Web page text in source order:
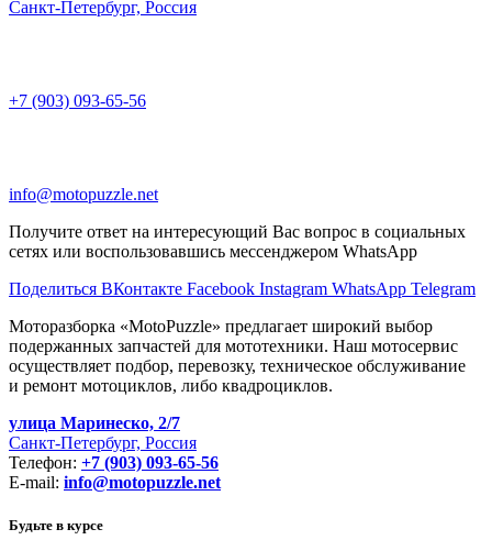
Санкт-Петербург, Россия
+7 (903) 093-65-56
info@motopuzzle.net
Получите ответ на интересующий Вас вопрос в социальных
сетях или воспользовавшись мессенджером WhatsApp
Поделиться ВКонтакте Facebook Instagram WhatsApp Telegram
Моторазборка «MotoPuzzle» предлагает широкий выбор
подержанных запчастей для мототехники. Наш мотосервис
осуществляет подбор, перевозку, техническое обслуживание
и ремонт мотоциклов, либо квадроциклов.
улица Маринеско, 2/7
Санкт-Петербург, Россия
Телефон: +7 (903) 093-65-56
E-mail: info@motopuzzle.net
Будьте в курсе